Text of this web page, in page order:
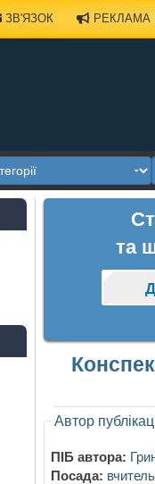
ЗВ'ЯЗОК РЕКЛАМА
та
Автор
ПІБ автора:
Посада: